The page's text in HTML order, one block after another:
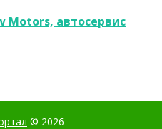
Motors, автосервис
© 2026